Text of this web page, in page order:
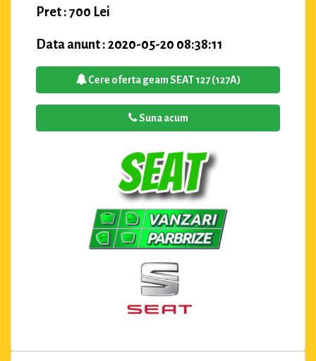
Pret : 700 Lei
Data anunt : 2020-05-20 08:38:11
Cere oferta geam SEAT 127 (127A)
Suna acum